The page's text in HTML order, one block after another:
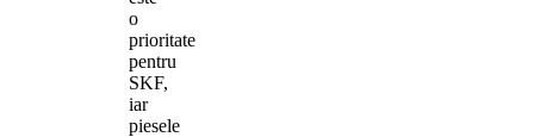
o
prioritate
pentru
SKF,
iar
piesele